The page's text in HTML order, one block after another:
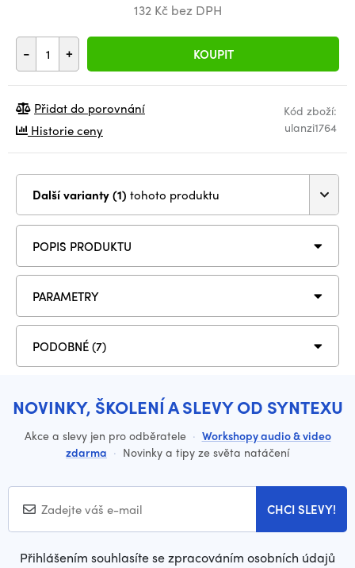
132 Kč bez DPH
- + KOUPIT
Kód zboží:
ulanzi1764
Přidat do porovnání
Historie ceny
Další varianty (1) tohoto produktu
POPIS PRODUKTU
PARAMETRY
PODOBNÉ (7)
NOVINKY, ŠKOLENÍ A SLEVY OD SYNTEXU
Akce a slevy jen pro odběratele · Workshopy audio & video
zdarma · Novinky a tipy ze světa natáčení
CHCI SLEVY!
Přihlášením souhlasíte se zpracováním osobních údajů